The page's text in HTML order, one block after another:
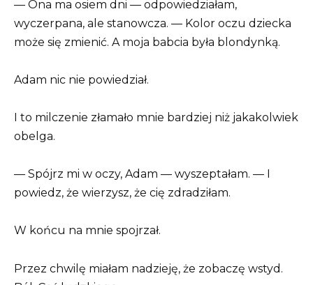
— Ona ma osiem dni — odpowiedziałam,
wyczerpana, ale stanowcza. — Kolor oczu dziecka
może się zmienić. A moja babcia była blondynką.
Adam nic nie powiedział.
I to milczenie złamało mnie bardziej niż jakakolwiek
obelga.
— Spójrz mi w oczy, Adam — wyszeptałam. — I
powiedz, że wierzysz, że cię zdradziłam.
W końcu na mnie spojrzał.
Przez chwilę miałam nadzieję, że zobaczę wstyd.